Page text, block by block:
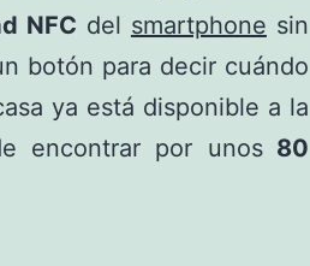
NFC del smartphone sin
botón para decir cuándo
ya está disponible a la
encontrar por unos80